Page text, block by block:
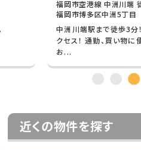
福岡市空港線 中洲川端
福岡市博多区中洲5丁目
中洲川端駅まで徒歩3分
クセス！ 通勤、買い物
お...
近くの物件を探す